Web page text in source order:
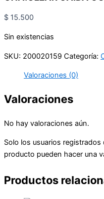
$ 15.500
Sin existencias
SKU: 200020159 Categoría:
Valoraciones (0)
Valoraciones
No hay valoraciones aún.
Solo los usuarios
producto pueden hacer una
Productos